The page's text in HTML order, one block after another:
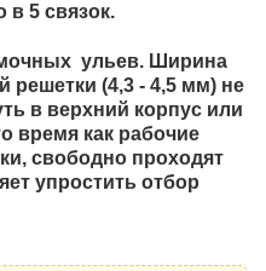
в 5 связок.
ульев. Ширина
решетки (4,3 - 4,5 мм) не
в верхний корпус или
время как рабочие
свободно проходят
упростить отбор